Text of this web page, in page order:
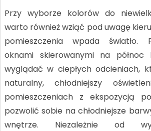
Przy wyborze kolorów do
warto również wziąć pod uwagę
pomieszczenia wpada światło.
oknami skierowanymi na północ
wyglądać w ciepłych odcieniach,
naturalny, chłodniejszy
pomieszczeniach z ekspozycją
pozwolić sobie na chłodniejsze
wnętrze. Niezależnie od